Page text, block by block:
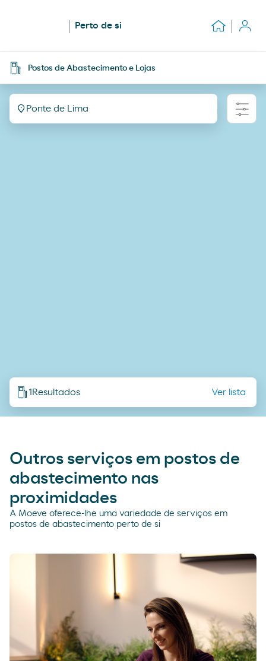
Perto de si
Postos de Abastecimento e Lojas
Ponte de Lima
1Resultados Ver lista
Outros serviços em postos de
abastecimento nas
proximidades
A Moeve oferece-lhe uma variedade de serviços em
postos de abastecimento perto de si